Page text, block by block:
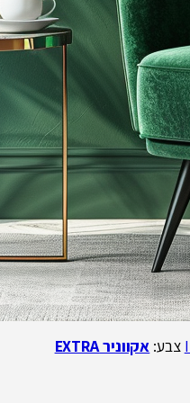
צבע: אקוונירEXTRA